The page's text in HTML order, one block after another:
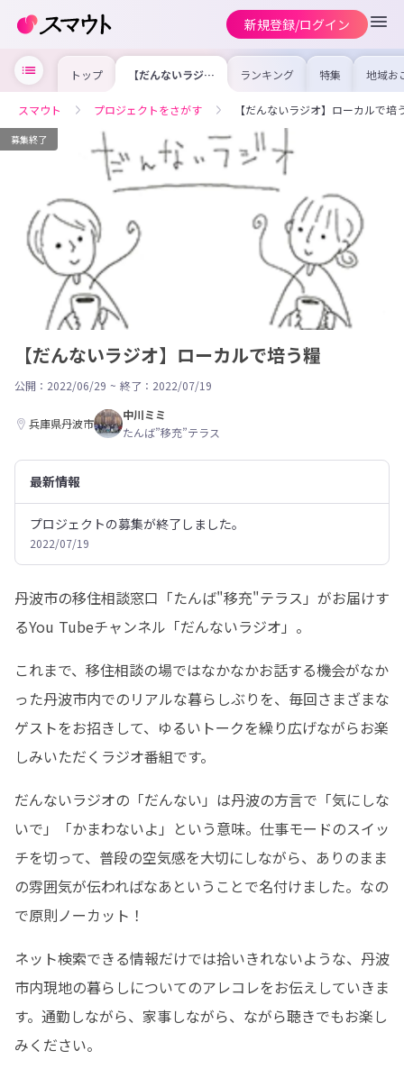
新規登録/ログイン
トップ 【だんないラジ
オ】ローカルで培
ランキング 特集 地域お
の求
を集め
事内容
を比較
スマウト プロジェクトをさがす 【だんないラジオ】ローカルで培
募集終了
【だんないラジオ】ローカルで培う糧
公開：2022/06/29 ~ 終了：2022/07/19
兵庫県丹波市
中川ミミ
たんば”移充”テラス
最新情報
プロジェクトの募集が終了しました。
2022/07/19
丹波市の移住相談窓口「たんば"移充"テラス」がお届けす
るYou Tubeチャンネル「だんないラジオ」。
これまで、移住相談の場ではなかなかお話する機会がなか
った丹波市内でのリアルな暮らしぶりを、毎回さまざまな
ゲストをお招きして、ゆるいトークを繰り広げながらお楽
しみいただくラジオ番組です。
だんないラジオの「だんない」は丹波の方言で「気にしな
いで」「かまわないよ」という意味。仕事モードのスイッ
チを切って、普段の空気感を大切にしながら、ありのまま
の雰囲気が伝わればなあということで名付けました。なの
で原則ノーカット！
ネット検索できる情報だけでは拾いきれないような、丹波
市内現地の暮らしについてのアレコレをお伝えしていきま
す。通勤しながら、家事しながら、ながら聴きでもお楽し
みください。